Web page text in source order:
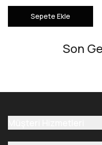
Sepete Ekle
Son